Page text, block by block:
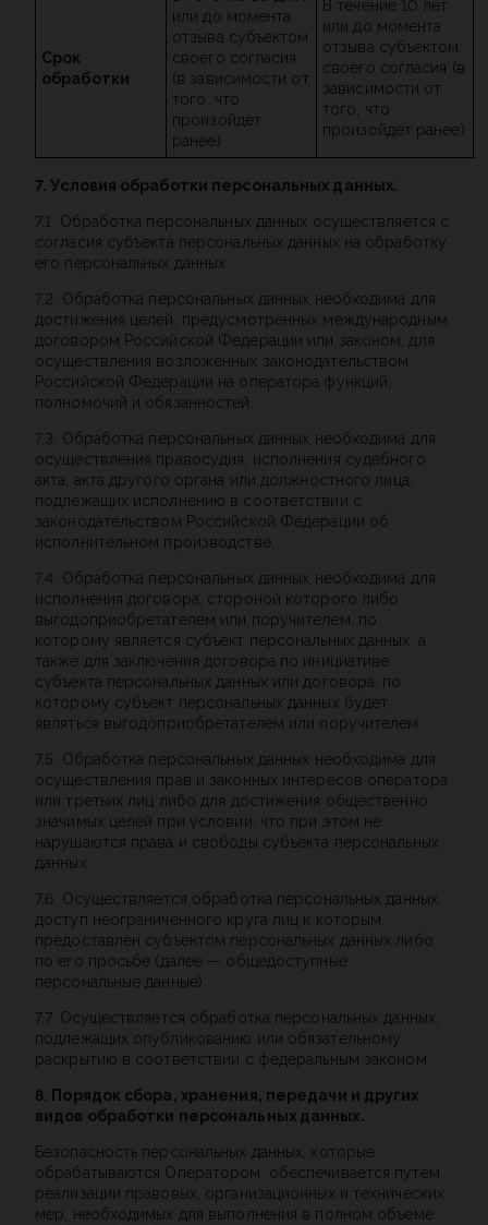
Срок
обработки
или до момента
отзыва субъектом
своего согласия
(в зависимости от
того, что
произойдет
ранее)
В течение 10 лет
или до момента
отзыва субъектом
своего согласия (в
зависимости от
того, что
произойдет ранее)
7. Условия обработки персональных данных.
7.1. Обработка персональных данных осуществляется с
согласия субъекта персональных данных на обработку
его персональных данных.
7.2. Обработка персональных данных необходима для
достижения целей, предусмотренных международным
договором Российской Федерации или законом, для
осуществления возложенных законодательством
Российской Федерации на оператора функций,
полномочий и обязанностей.
7.3. Обработка персональных данных необходима для
осуществления правосудия, исполнения судебного
акта, акта другого органа или должностного лица,
подлежащих исполнению в соответствии с
законодательством Российской Федерации об
исполнительном производстве.
7.4. Обработка персональных данных необходима для
исполнения договора, стороной которого либо
выгодоприобретателем или поручителем, по
которому является субъект персональных данных, а
также для заключения договора по инициативе
субъекта персональных данных или договора, по
которому субъект персональных данных будет
являться выгодоприобретателем или поручителем.
7.5. Обработка персональных данных необходима для
осуществления прав и законных интересов оператора
или третьих лиц либо для достижения общественно
значимых целей при условии, что при этом не
нарушаются права и свободы субъекта персональных
данных.
7.6. Осуществляется обработка персональных данных,
доступ неограниченного круга лиц к которым
предоставлен субъектом персональных данных либо
по его просьбе (далее — общедоступные
персональные данные).
7.7. Осуществляется обработка персональных данных,
подлежащих опубликованию или обязательному
раскрытию в соответствии с федеральным законом.
8. Порядок сбора, хранения, передачи и других
видов обработки персональных данных.
Безопасность персональных данных, которые
обрабатываются Оператором, обеспечивается путем
реализации правовых, организационных и технических
мер, необходимых для выполнения в полном объеме